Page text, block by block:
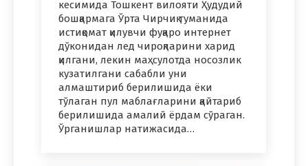
кесимида Тошкент вилояти Ҳудудий
бошқармага Ўрта Чирчиқ туманида
истиқомат қилувчи фуқаро интернет
дўконидан лед чироқларини харид
қилгани, лекин маҳсулотда носозлик
кузатилгани сабабли уни
алмаштириб берилишида ёки
тўлаган пул маблағларини қайтариб
берилишида амалий ёрдам сўраган.
Ўрганишлар натижасида…